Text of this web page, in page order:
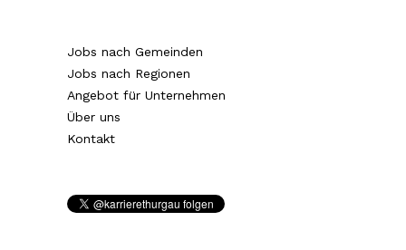
Jobs nach Gemeinden
Jobs nach Regionen
Angebot für Unternehmen
Über uns
Kontakt